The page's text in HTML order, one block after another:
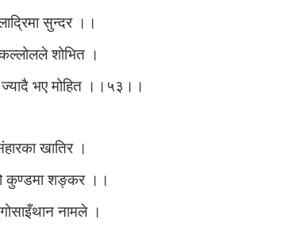
सुन्दर ।।
शोभित ।
ज्यादै भए मोहित ।।५३।।
खातिर ।
कुण्डमा शङ्कर ।।
गोसाइँथान नामले ।